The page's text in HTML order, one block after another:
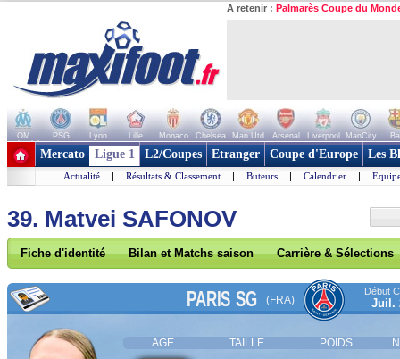
A retenir : Palmarès Coupe du
OM PSG Lyon Lille Monaco Chelsea Man Utd Arsenal Liverpool ManCity
+ de clubs
Mercato Ligue 1 L2/Coupes Etranger Coupe d'Europe Les
Actualité | Résultats & Classement | Buteurs | Calendrier |
39. Matvei SAFONOV
Fiche d'identité Bilan et Matchs saison Carrière & Sélections
PARIS SG (FRA)
Début
Juil.
AGE TAILLE POIDS